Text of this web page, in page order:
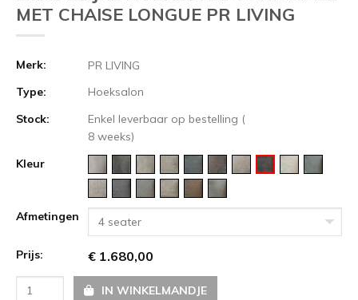
MET CHAISE LONGUE PR LIVING
Merk:
PR LIVING
Type:
Hoeksalon
Stock:
Enkel leverbaar op bestelling (
8 weeks)
Kleur
Afmetingen 4 seater
Prijs: € 1.680,00
IN WINKELMANDJE